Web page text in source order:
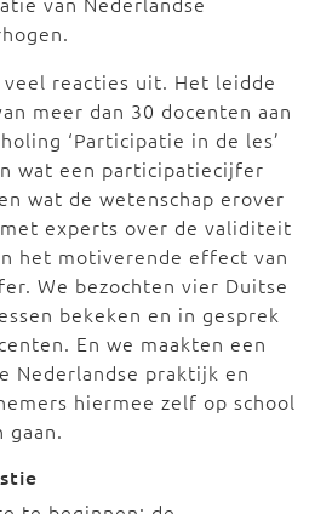
reacties uit. Het leidde
meer dan 30 docenten aan
‘Participatie in de les’
wat een participatiecijfer
wat de wetenschap erover
experts over de validiteit
het motiverende effect van
We bezochten vier Duitse
bekeken en in gesprek
En we maakten een
Nederlandse praktijk en
hiermee zelf op school
gaan.